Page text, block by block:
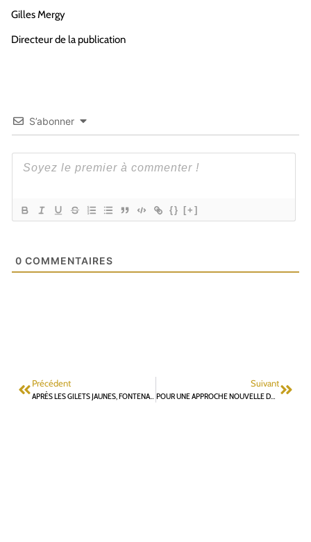
Gilles Mergy
Directeur de la publication
S’abonner
{} [+]
0 COMMENTAIRES
Précédent
APRÈS LES GILETS JAUNES, FONTENAY AUX ROSES DOIT S’ENGAGER PLUS FORTEMENT DANS LA DÉMOCRATIE PARTICIPATIVE
Suivant
POUR UNE APPROCHE NOUVELLE DU RASSEMBLEMENT POLITIQUE